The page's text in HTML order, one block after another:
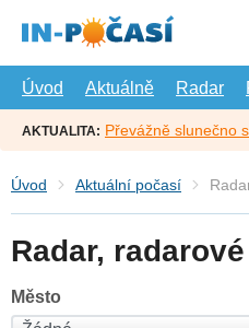
hlavní
Úvod
Aktuálně Radar
AKTUALITA: Převážně slunečno
Úvod Aktuální počasí
Radar,
Město